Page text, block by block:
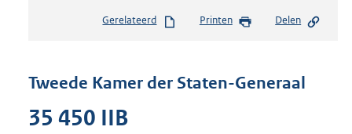
s
d
Gerelateerd Printen Delen
Tweede Kamer der Staten-Generaal
35 450 IIB